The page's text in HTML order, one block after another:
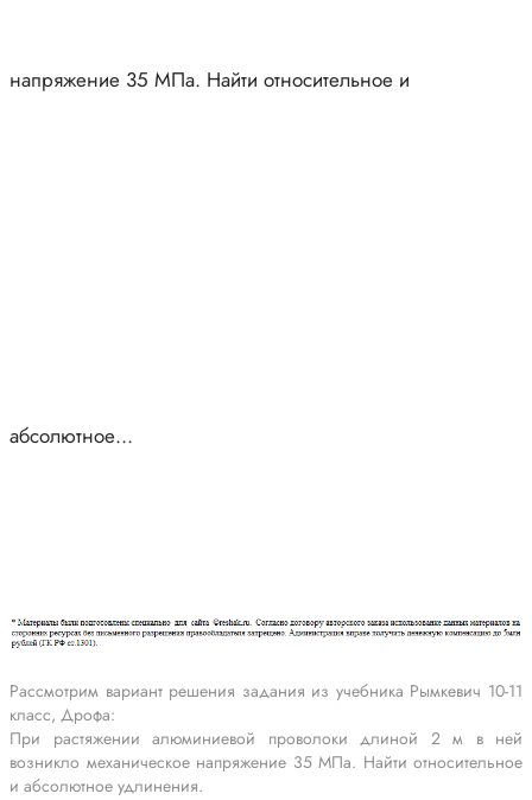
Рассмотрим вариант решения задания из учебника Рымкевич 10-11
класс, Дрофа:
При растяжении алюминиевой проволоки длиной 2 м в ней
возникло механическое напряжение 35 МПа. Найти относительное
и абсолютное удлинения.